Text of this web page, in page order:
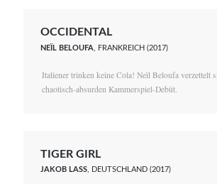
OCCIDENTAL
NEÏL BELOUFA , FRANKREICH (2017)
Italiener trinken keine Cola! Neïl Beloufa verzettelt
chaotisch-absurden Kammerspiel-Debüt.
TIGER GIRL
JAKOB LASS , DEUTSCHLAND (2017)